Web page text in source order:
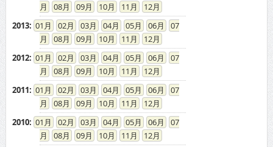
08
09 10 11
12
2013: 01 02 03 04 05 06
07
08
09 10 11
12
2012: 01 02 03 04 05 06
07
08
09 10 11
12
2011: 01 02 03 04 05 06
07
08
09 10 11
12
2010: 01 02 03 04 05 06
07
08
09 10 11
12